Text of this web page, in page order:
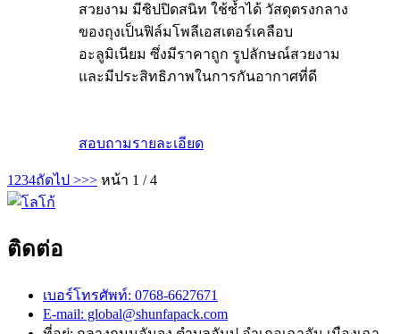
สวยงาม มีซิปปิดสนิท ใช้ซ้ำได้ วัสดุตรงกลาง
ของถุงเป็นฟิล์มโพลีเอสเตอร์เคลือบ
อะลูมิเนียม ซึ่งมีราคาถูก รูปลักษณ์สวยงาม
และมีประสิทธิภาพในการกันอากาศที่ดี
สอบถามรายละเอียด
1 234ถัดไป >>> หน้า 1 / 4
ติดต่อ
เบอร์โทรศัพท์: 0768-6627671
E-mail: global@shunfapack.com